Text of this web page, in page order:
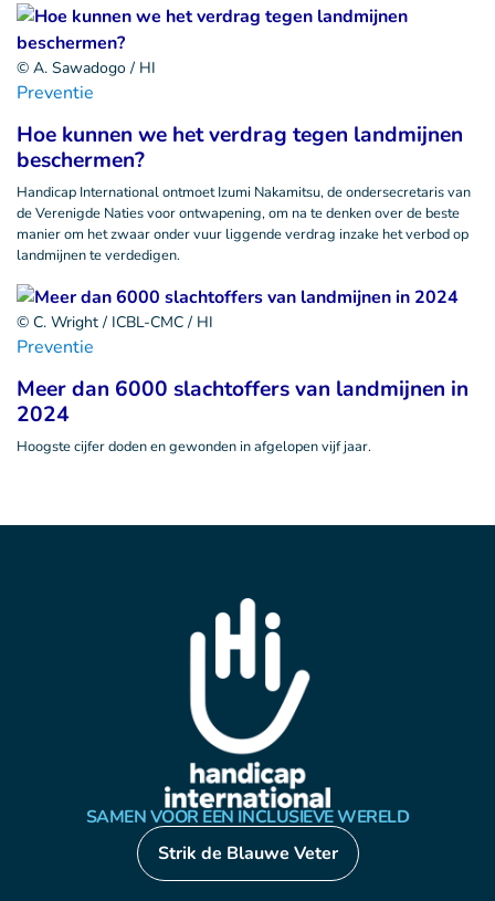
© A. Sawadogo / HI
Preventie
Hoe kunnen we het verdrag tegen landmijnen
beschermen?
Handicap International ontmoet Izumi Nakamitsu, de ondersecretaris van
de Verenigde Naties voor ontwapening, om na te denken over de beste
manier om het zwaar onder vuur liggende verdrag inzake het verbod op
landmijnen te verdedigen.
© C. Wright / ICBL-CMC / HI
Preventie
Meer dan 6000 slachtoffers van landmijnen in
2024
Hoogste cijfer doden en gewonden in afgelopen vijf jaar.
SAMEN VOOR EEN INCLUSIEVE WERELD
Strik de Blauwe Veter